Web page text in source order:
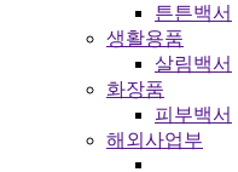
튼튼백서
생활용품
살림백서
화장품
피부백서
해외사업부